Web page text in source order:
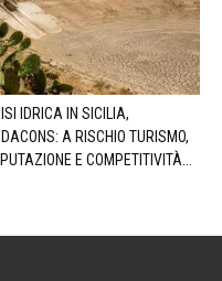
IDRICA IN SICILIA,
A RISCHIO TURISMO,
E COMPETITIVITÀ...